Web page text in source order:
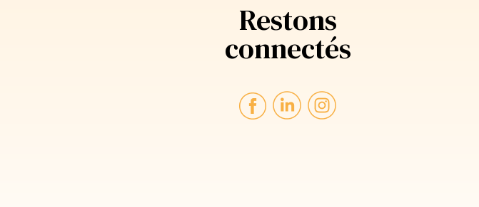
Restons
connectés